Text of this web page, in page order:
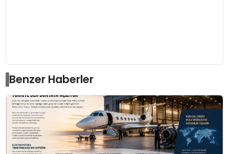
Benzer Haberler